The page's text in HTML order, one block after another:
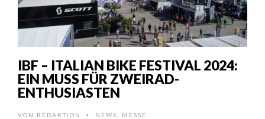
IBF – ITALIAN BIKE FESTIVAL 2024:
EIN MUSS FÜR ZWEIRAD-
ENTHUSIASTEN
VON REDAKTION • NEWS MESSE